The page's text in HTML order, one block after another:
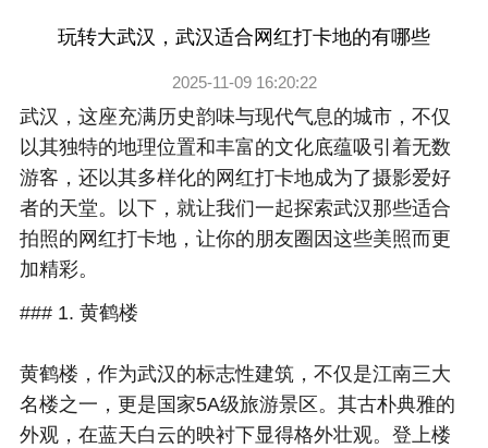
玩转大武汉，武汉适合网红打卡地的有哪些
2025-11-09 16:20:22
武汉，这座充满历史韵味与现代气息的城市，不仅
以其独特的地理位置和丰富的文化底蕴吸引着无数
游客，还以其多样化的网红打卡地成为了摄影爱好
者的天堂。以下，就让我们一起探索武汉那些适合
拍照的网红打卡地，让你的朋友圈因这些美照而更
加精彩。
### 1. 黄鹤楼
黄鹤楼，作为武汉的标志性建筑，不仅是江南三大
名楼之一，更是国家5A级旅游景区。其古朴典雅的
外观，在蓝天白云的映衬下显得格外壮观。登上楼